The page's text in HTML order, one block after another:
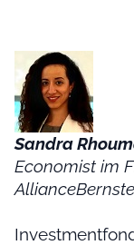
Sandra
Economist im